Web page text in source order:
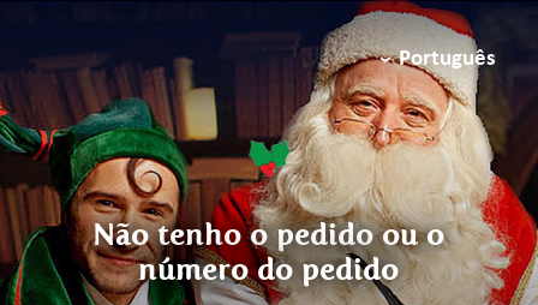
Português
Não tenho o pedido ou o
número do pedido